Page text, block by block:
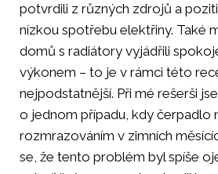
potvrdili z různých zdrojů a
nízkou spotřebu elektřiny. Také
domů s radiátory vyjádřili
výkonem – to je v rámci této
nejpodstatnější. Při mé rešerši
o jednom případu, kdy čerpadlo
rozmrazováním v zimních
se, že tento problém byl spíše